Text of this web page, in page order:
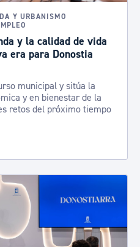
Y URBANISMO
y la calidad de vida
era para Donostia
municipal y sitúa la
y en bienestar de la
retos del próximo tiempo